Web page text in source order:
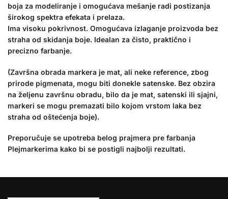
boja za modeliranje i omogućava mešanje radi postizanja
širokog spektra efekata i prelaza.
Ima visoku pokrivnost. Omogućava izlaganje proizvoda bez
straha od skidanja boje. Idealan za čisto, praktično i
precizno farbanje.
(Završna obrada markera je mat, ali neke reference, zbog
prirode pigmenata, mogu biti donekle satenske. Bez obzira
na željenu završnu obradu, bilo da je mat, satenski ili sjajni,
markeri se mogu premazati bilo kojom vrstom laka bez
straha od oštećenja boje).
Preporučuje se upotreba belog prajmera pre farbanja
Plejmarkerima kako bi se postigli najbolji rezultati.